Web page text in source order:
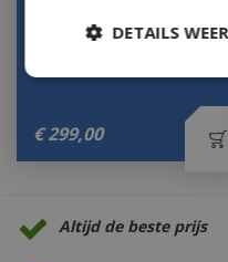
€299,00
Op voorraad
Altijd de beste prijs
DETAILS